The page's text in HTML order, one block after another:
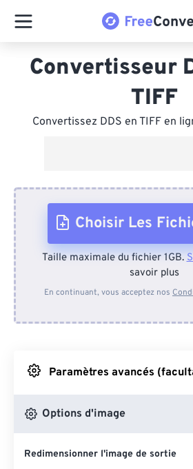
Convertisseur
TIFF
Convertissez DDS en TIFF en
Choisir Les
Depuis l'appareil
Depuis Google
Depuis OneDrive
Depuis l'URL
Taille maximale du fichier 1GB.
savoir plus
En continuant, vous acceptez nos
Paramètres avancés
Options d'image
Redimensionner l'image de sortie